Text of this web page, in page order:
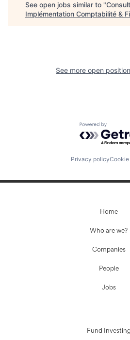
See open jobs similar to "
Implémentation Comptabilité &
See more open
Powered by
Privacy policy
Home
Who are we?
Companies
People
Jobs
Fund Investing